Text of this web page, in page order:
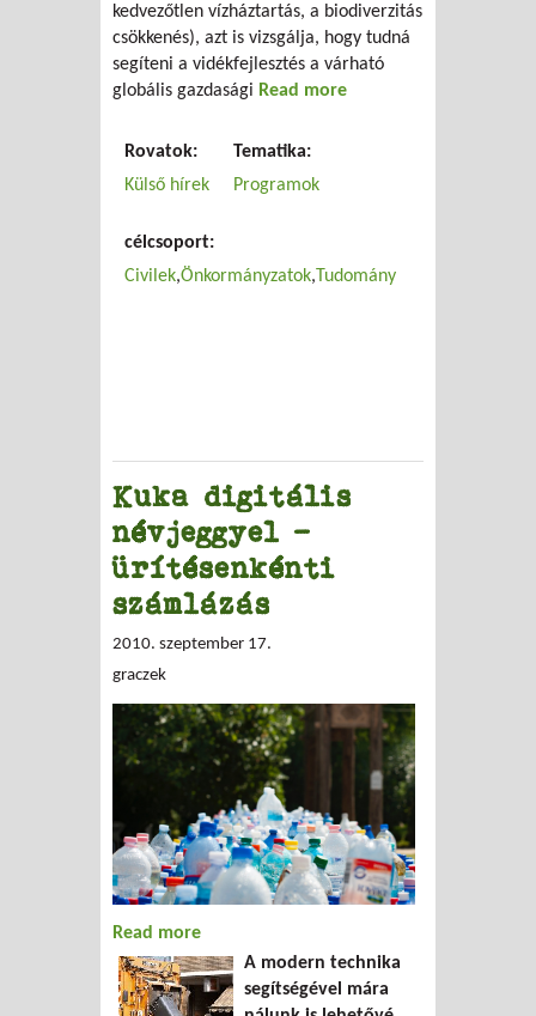
kedvezőtlen vízháztartás, a biodiverzitás
csökkenés), azt is vizsgálja, hogy tudná
segíteni a vidékfejlesztés a várható
globális gazdasági Read more
Rovatok:
Külső hírek
Tematika:
Programok
célcsoport:
Civilek Önkormányzatok Tudomány
Kuka digitális
névjeggyel –
ürítésenkénti
számlázás
2010. szeptember 17.
graczek
Read more
ürítésenkénti számlázás
A modern technika
segítségével mára